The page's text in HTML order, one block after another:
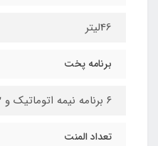
46لیتر
برنامه پخت
۶ برنامه نیمه اتوماتیک و ۲ برنامه اتوماتیک
تعداد المنت